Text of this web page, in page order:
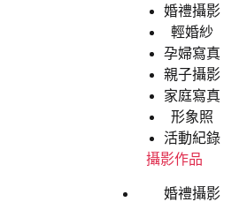
婚禮攝影
輕婚紗
孕婦寫真
親子攝影
家庭寫真
形象照
活動紀錄
攝影作品
婚禮攝影